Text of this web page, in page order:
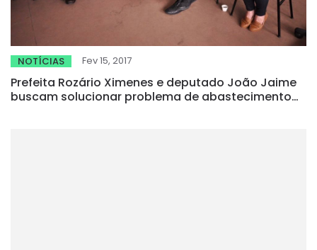
NOTÍCIAS Fev 15, 2017
Prefeita Rozário Ximenes e deputado João Jaime
buscam solucionar problema de abastecimento